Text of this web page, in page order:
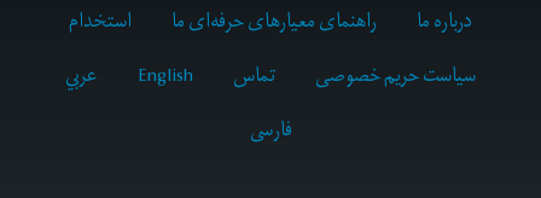
درباره ما راهنمای معیارهای حرفه‌ای ما
استخدام
سیاست حریم خصوصی
تماس English
عربي
فارسى